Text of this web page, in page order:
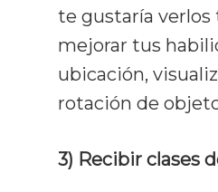
te gustaría
mejorar tus
ubicación,
rotación de
3) Recibir clases